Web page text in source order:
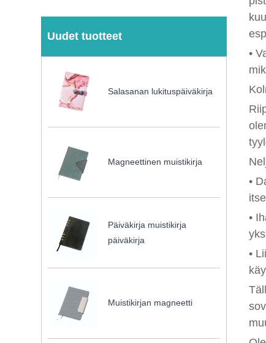
Uudet tuotteet
Salasanan lukituspäiväkirja
Magneettinen muistikirja
Päiväkirja muistikirja
päiväkirja
Muistikirjan magneetti
•
•
•
•